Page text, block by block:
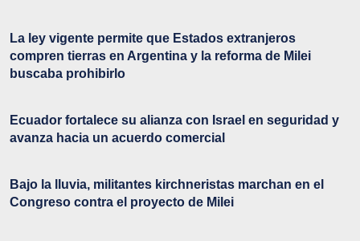
La ley vigente permite que Estados extranjeros
compren tierras en Argentina y la reforma de Milei
buscaba prohibirlo
Ecuador fortalece su alianza con Israel en seguridad y
avanza hacia un acuerdo comercial
Bajo la lluvia, militantes kirchneristas marchan en el
Congreso contra el proyecto de Milei